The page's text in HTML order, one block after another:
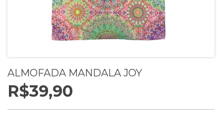
ALMOFADA MANDALA JOY
R$39,90